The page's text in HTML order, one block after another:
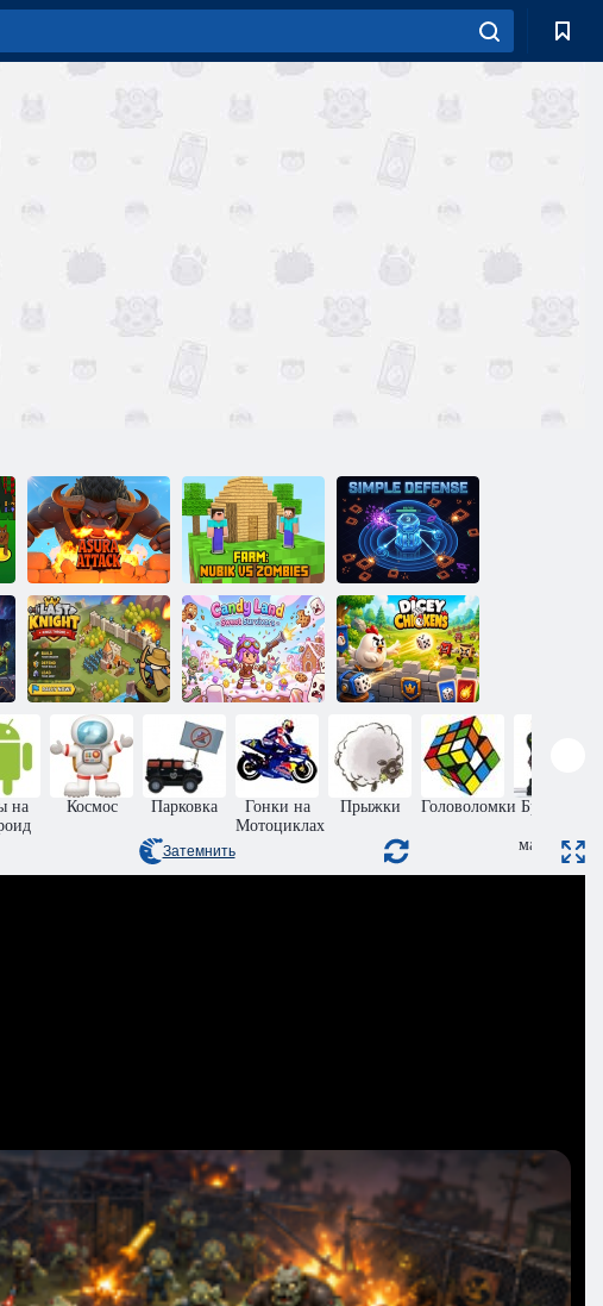
Атака Асуры
Нубик против
зомби: Ферма
Простая защита
Последний
король:
королевский
трон
Страна
сладостей
Сладкие
Курицы Дайси
на
Космос Парковка
Гонки на
Мотоциклах
Прыжки Головоломки Бродилки
мальчиков
Затемнить